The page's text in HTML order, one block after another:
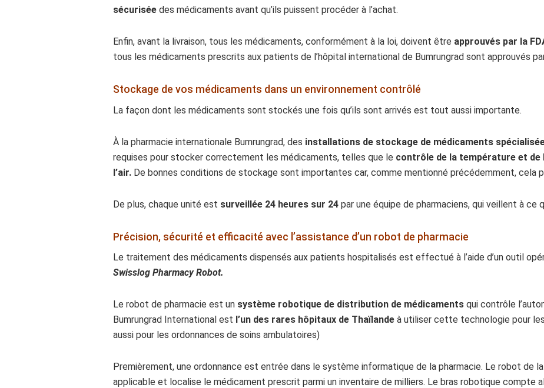
sécurisée des médicaments avant qu’ils puissent procéder à l’achat.
Enfin, avant la livraison, tous les médicaments, conformément à la loi, doivent être approuvés par la
tous les médicaments prescrits aux patients de l’hôpital international de Bumrungrad sont approuvés
Stockage de vos médicaments dans un environnement contrôlé
La façon dont les médicaments sont stockés une fois qu’ils sont arrivés est tout aussi importante.
À la pharmacie internationale Bumrungrad, des installations de stockage de médicaments
requises pour stocker correctement les médicaments, telles que le contrôle de la température et de
l’air. De bonnes conditions de stockage sont importantes car, comme mentionné précédemment,
De plus, chaque unité est surveillée 24 heures sur 24 par une équipe de pharmaciens, qui veillent à
Précision, sécurité et efficacité avec l’assistance d’un robot de pharmacie
Le traitement des médicaments dispensés aux patients hospitalisés est effectué à l’aide d’un outil
Swisslog Pharmacy Robot.
Le robot de pharmacie est un système robotique de distribution de médicaments qui contrôle
Bumrungrad International est l’un des rares hôpitaux de Thaïlande à utiliser cette technologie pour
aussi pour les ordonnances de soins ambulatoires)
Premièrement, une ordonnance est entrée dans le système informatique de la pharmacie. Le robot de
applicable et localise le médicament prescrit parmi un inventaire de milliers. Le bras robotique compte